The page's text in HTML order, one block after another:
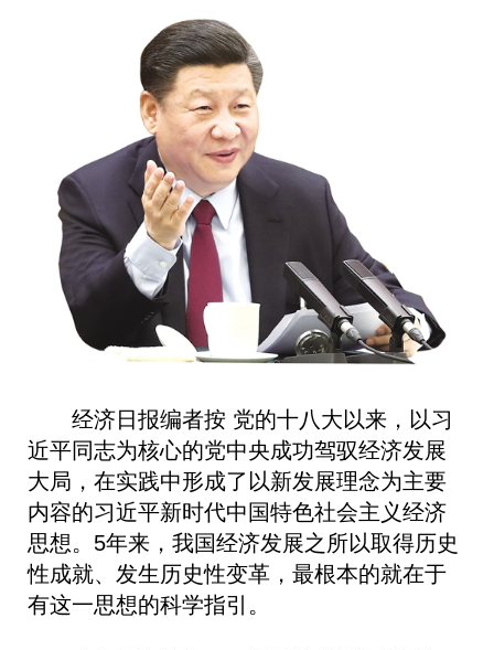
经济日报编者按 党的十八大以来，以习
近平同志为核心的党中央成功驾驭经济发展
大局，在实践中形成了以新发展理念为主要
内容的习近平新时代中国特色社会主义经济
思想。5年来，我国经济发展之所以取得历史
性成就、发生历史性变革，最根本的就在于
有这一思想的科学指引。